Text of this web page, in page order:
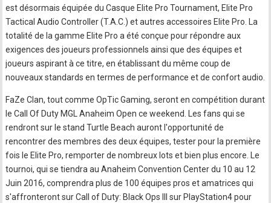
est désormais équipée du Casque Elite Pro Tournament, Elite Pro
Tactical Audio Controller (T.A.C.) et autres accessoires Elite Pro. La
totalité de la gamme Elite Pro a été conçue pour répondre aux
exigences des joueurs professionnels ainsi que des équipes et
joueurs aspirant à ce titre, en établissant du même coup de
nouveaux standards en termes de performance et de confort audio.
FaZe Clan, tout comme OpTic Gaming, seront en compétition durant
le Call Of Duty MGL Anaheim Open ce weekend. Les fans qui se
rendront sur le stand Turtle Beach auront l'opportunité de
rencontrer des membres des deux équipes, tester pour la première
fois le Elite Pro, remporter de nombreux lots et bien plus encore. Le
tournoi, qui se tiendra au Anaheim Convention Center du 10 au 12
Juin 2016, comprendra plus de 100 équipes pros et amatrices qui
s'affronteront sur Call of Duty: Black Ops III sur PlayStation4 pour